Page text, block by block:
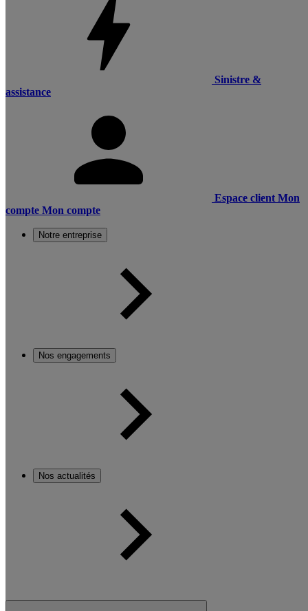
Sinistre &
assistance
Espace client Mon
compte Mon compte
Notre entreprise
Nos engagements
Nos actualités